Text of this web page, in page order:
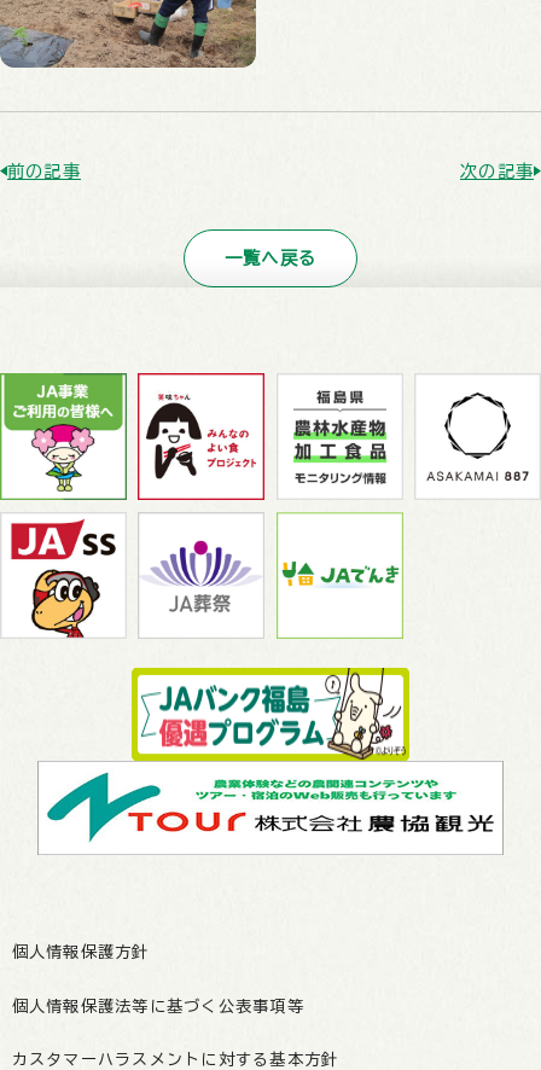
前の記事 次の記事
一覧へ戻る
個人情報保護方針
個人情報保護法等に基づく公表事項等
カスタマーハラスメントに対する基本方針